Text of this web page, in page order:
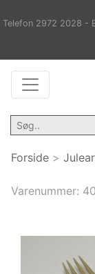
Telefon 2972 2028 -
Forside >
Varenummer: